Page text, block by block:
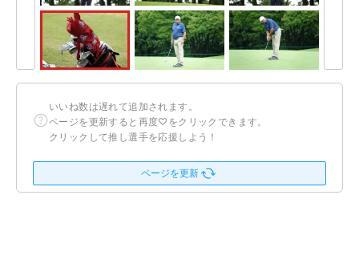
いいね数は遅れて追加されます。
ページを更新すると再度♡をクリックできます。
クリックして推し選手を応援しよう！
ページを更新